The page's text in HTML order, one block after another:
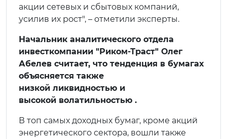
акции сетевых и сбытовых компаний,
усилив их рост", – отметили эксперты.
Начальник аналитического отдела
инвесткомпании "Риком-Траст" Олег
Абелев считает, что тенденция в бумагах
объясняется также
низкой ликвидностью и
высокой волатильностью .
В топ самых доходных бумаг, кроме акций
энергетического сектора, вошли также